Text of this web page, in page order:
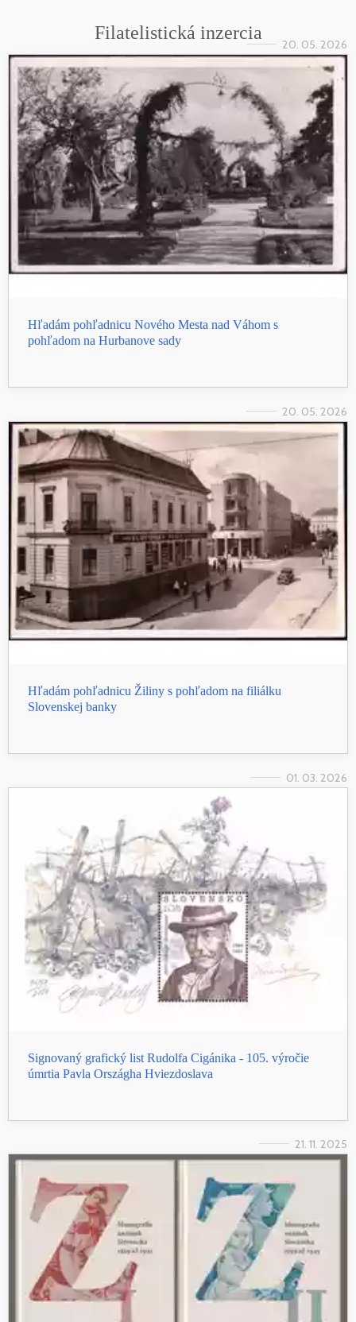
Filatelistická inzercia
20. 05. 2026
Hľadám pohľadnicu Nového Mesta nad Váhom s
pohľadom na Hurbanove sady
20. 05. 2026
Hľadám pohľadnicu Žiliny s pohľadom na filiálku
Slovenskej banky
01. 03. 2026
Signovaný grafický list Rudolfa Cigánika - 105. výročie
úmrtia Pavla Országha Hviezdoslava
21. 11. 2025